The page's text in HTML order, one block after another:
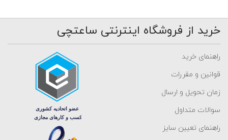
خرید از فروشگاه اینترنتی ساعتچی
راهنمای خرید
قوانین و مقررات
زمان تحویل و ارسال
سوالات متداول
راهنمای تعیین سایز